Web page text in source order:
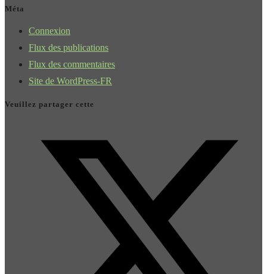
Méta
Connexion
Flux des publications
Flux des commentaires
Site de WordPress-FR
Veuillez partager cette